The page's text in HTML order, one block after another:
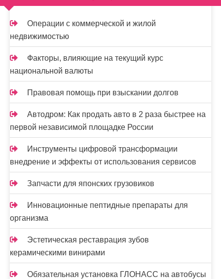
п
и
с
я
м
Операции с коммерческой и жилой
недвижимостью
Факторы, влияющие на текущий курс
национальной валюты
Правовая помощь при взыскании долгов
Автодром: Как продать авто в 2 раза быстрее на
первой независимой площадке России
Инструменты цифровой трансформации
внедрение и эффекты от использования сервисов
Запчасти для японских грузовиков
Инновационные пептидные препараты для
организма
Эстетическая реставрация зубов
керамическими винирами
Обязательная установка ГЛОНАСС на автобусы